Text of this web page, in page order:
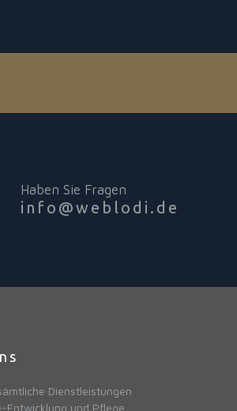
Haben Sie Fragen
info@weblodi.de
Dienstleistungen
Entwicklung und Pflege